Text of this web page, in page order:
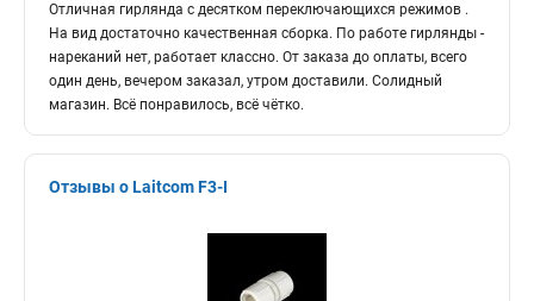
Отличная гирлянда с десятком переключающихся режимов .
На вид достаточно качественная сборка. По работе гирлянды -
нареканий нет, работает классно. От заказа до оплаты, всего
один день, вечером заказал, утром доставили. Солидный
магазин. Всё понравилось, всё чётко.
Отзывы о Laitcom F3-I